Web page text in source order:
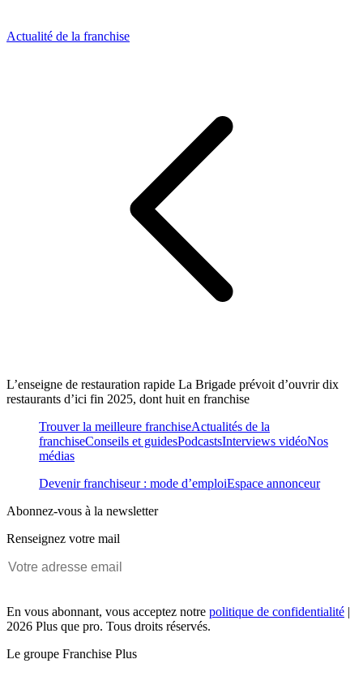
Actualité de la franchise
L’enseigne de restauration rapide La Brigade prévoit d’ouvrir dix
restaurants d’ici fin 2025, dont huit en franchise
Trouver la meilleure franchiseActualités de la
franchiseConseils et guidesPodcastsInterviews vidéoNos
médias
Devenir franchiseur : mode d’emploiEspace annonceur
Abonnez-vous à la newsletter
Renseignez votre mail
En vous abonnant, vous acceptez notre politique de confidentialité |
2026 Plus que pro. Tous droits réservés.
Le groupe Franchise Plus